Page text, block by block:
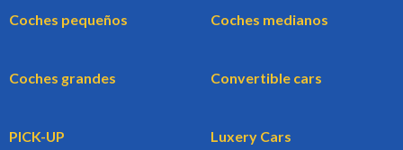
Coches pequeños Coches medianos
Coches grandes Convertible cars
PICK-UP Luxery Cars